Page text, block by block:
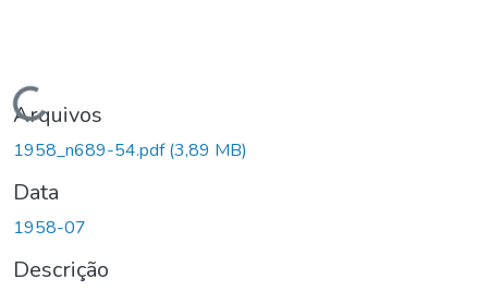
Carregando...
Arquivos
1958_n689-54.pdf(3,89 MB)
Data
1958-07
Descrição